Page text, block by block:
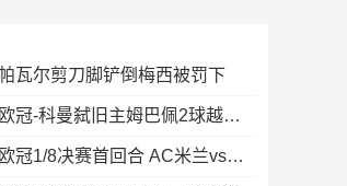
瓦尔剪刀脚铲倒梅西被罚下
2月15日 欧冠-科曼弑旧主姆巴佩2球越位无效
2月15日 欧冠1/8决赛首回合 AC米兰vs热刺 录像 集锦